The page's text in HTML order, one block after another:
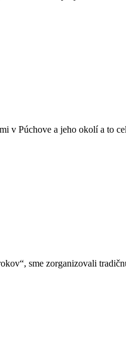
Púchove a jeho okolí a to
sme zorganizovali